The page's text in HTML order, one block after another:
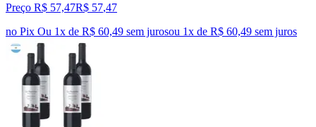
Preço R$ 57,47R$ 57,47
no Pix Ou 1x de R$ 60,49 sem jurosou 1x de R$ 60,49 sem juros